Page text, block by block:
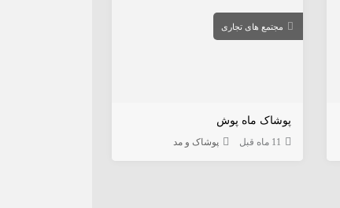
مجتمع های تجاری
پوشاک ماه پوش
11 ماه قبل پوشاک و مد